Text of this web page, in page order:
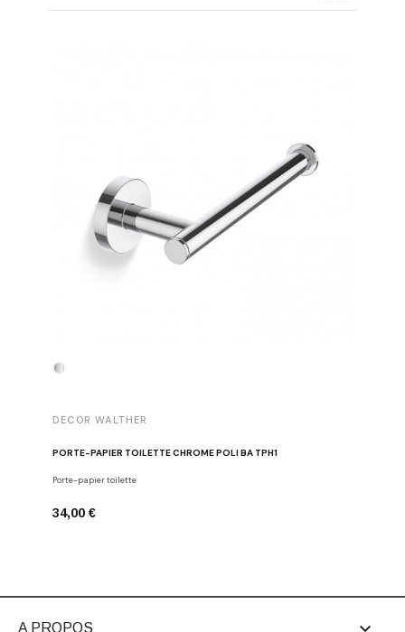
DECOR WALTHER
PORTE-PAPIER TOILETTE CHROME POLI BA TPH1
Porte-papier toilette
34,00 €
A PROPOS